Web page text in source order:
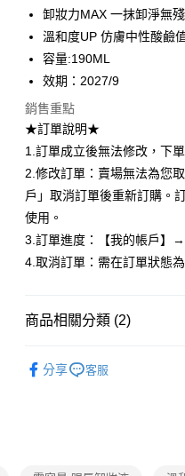
Apple Pay
悠遊付
Google Pay
全盈+PAY
AFTEE先享後付
相關說明
【關於「AFTEE先享後付」】
AFTEE先享後付是「在收到商
便利好安心！
１．簡單：不需註冊會員、不需
２．便利：只要手機號碼，簡訊
３．安心：先確認商品／服務後
１．於結帳方式選擇「AFTEE
３．收到繳費通知簡訊後14天
／ATM／網路銀行／等多元方式
ATM付款
運送方式
每筆NT$80，滿NT$599(含
每筆NT$80，滿NT$599(含
卸妝力MAX 一抹卸淨無
溫和度UP 仿膚中性酸鹼
容量:190ML
效期：2027/9
銷售重點
★訂單說明★
1.訂單成立後無法修改，下
2.修改訂單：賣場無法為您
戶」取消訂單後重新訂購。
使用。
3.訂單進度：【我的帳戶】
4.取消訂單：需在訂單狀態
商品相關分類 (2)
分享 客服